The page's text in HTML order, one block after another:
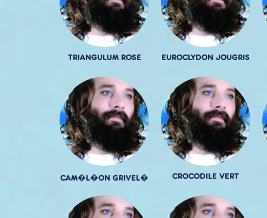
TRIANGULUM ROSE EUROCLYDON JOUGRIS
CAM�L�ON GRIVEL� CROCODILE VERT